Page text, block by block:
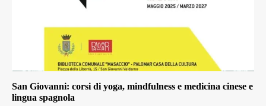
San Giovanni: corsi di yoga, mindfulness e medicina cinese e
lingua spagnola